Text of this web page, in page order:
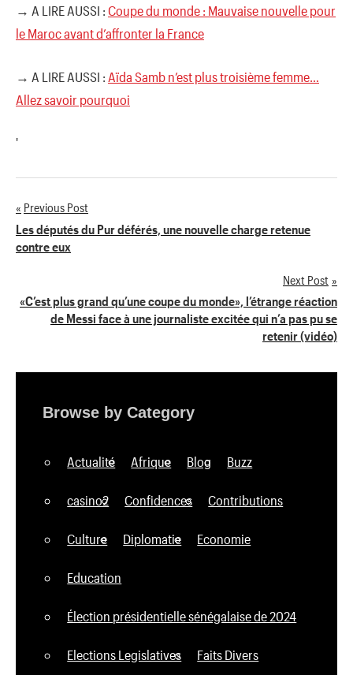
→ A LIRE AUSSI : Coupe du monde : Mauvaise nouvelle pour
le Maroc avant d’affronter la France
→ A LIRE AUSSI : Aïda Samb n’est plus troisième femme…
Allez savoir pourquoi
'
Navigation
de
Previous Post
Les députés du Pur déférés, une nouvelle charge retenue
contre eux
Next Post
«C’est plus grand qu’une coupe du monde», l’étrange réaction
de Messi face à une journaliste excitée qui n’a pas pu se
retenir (vidéo)
Browse by Category
Actualité Afrique Blog Buzz
casino2 Confidences Contributions
Culture Diplomatie Economie
Education
Élection présidentielle sénégalaise de 2024
Elections Legislatives Faits Divers